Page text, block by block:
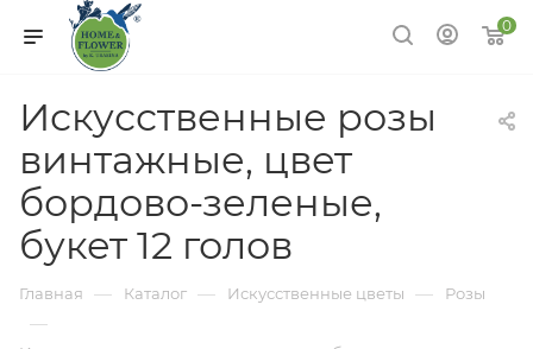
0
Искусственные розы
винтажные, цвет
бордово-зеленые,
букет 12 голов
Главная — Каталог — Искусственные цветы — Розы
—